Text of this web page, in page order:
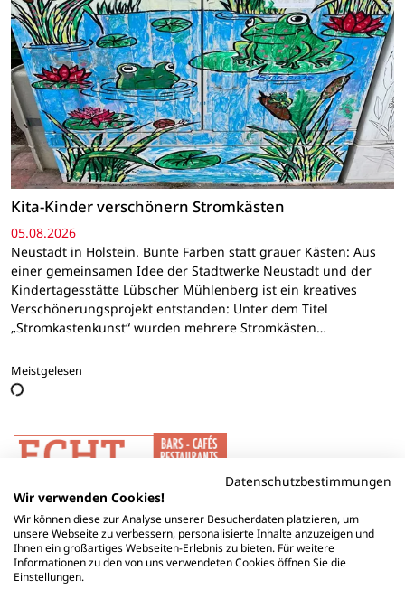
Kita-Kinder verschönern Stromkästen
05.08.2026
Neustadt in Holstein. Bunte Farben statt grauer Kästen: Aus
einer gemeinsamen Idee der Stadtwerke Neustadt und der
Kindertagesstätte Lübscher Mühlenberg ist ein kreatives
Verschönerungsprojekt entstanden: Unter dem Titel
„Stromkastenkunst“ wurden mehrere Stromkästen…
Meistgelesen
Datenschutzbestimmungen
Wir verwenden Cookies!
Wir können diese zur Analyse unserer Besucherdaten platzieren, um
unsere Webseite zu verbessern, personalisierte Inhalte anzuzeigen und
Ihnen ein großartiges Webseiten-Erlebnis zu bieten. Für weitere
Informationen zu den von uns verwendeten Cookies öffnen Sie die
Einstellungen.